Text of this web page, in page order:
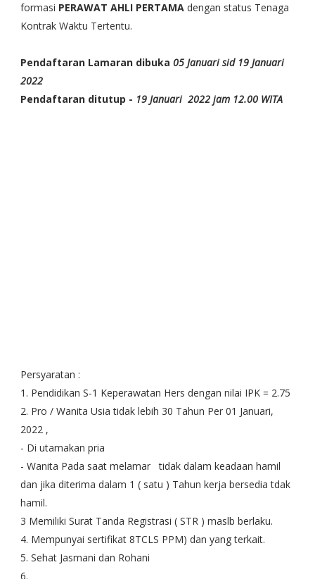
formasi PERAWAT AHLI PERTAMA dengan status Tenaga
Kontrak Waktu Tertentu.
Pendaftaran Lamaran dibuka 05 Januari sid 19 Januari
2022
Pendaftaran ditutup - 19 Januari 2022 jam 12.00 WITA
Persyaratan :
1. Pendidikan S-1 Keperawatan Hers dengan nilai IPK = 2.75
2. Pro / Wanita Usia tidak lebih 30 Tahun Per 01 Januari,
2022 ,
- Di utamakan pria
- Wanita Pada saat melamar tidak dalam keadaan hamil
dan jika diterima dalam 1 ( satu ) Tahun kerja bersedia tdak
hamil.
3 Memiliki Surat Tanda Registrasi ( STR ) maslb berlaku.
4. Mempunyai sertifikat 8TCLS PPM) dan yang terkait.
5. Sehat Jasmani dan Rohani
6.